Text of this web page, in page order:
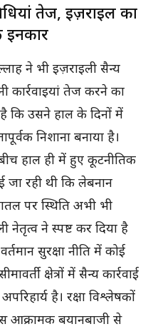
तेज, इज़राइल का
इनकार
ने भी इज़राइली सैन्य
कार्रवाइयां तेज करने का
कि उसने हाल के दिनों में
निशाना बनाया है।
हाल ही में हुए कूटनीतिक
रही थी कि लेबनान
पर स्थिति अभी भी
नेतृत्व ने स्पष्ट कर दिया है
सुरक्षा नीति में कोई
क्षेत्रों में सैन्य कार्रवाई
है। रक्षा विश्लेषकों
आक्रामक बयानबाजी से